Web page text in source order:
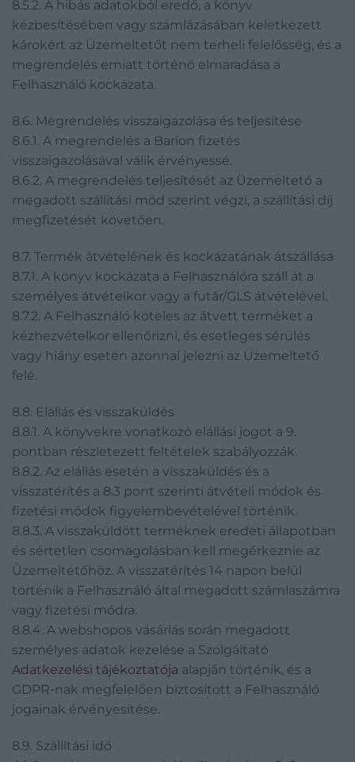
8.5.2. A hibás adatokból eredő, a könyv
kézbesítésében vagy számlázásában keletkezett
károkért az Üzemeltetőt nem terheli felelősség, és a
megrendelés emiatt történő elmaradása a
Felhasználó kockázata.
8.6. Megrendelés visszaigazolása és teljesítése
8.6.1. A megrendelés a Barion fizetés
visszaigazolásával válik érvényessé.
8.6.2. A megrendelés teljesítését az Üzemeltető a
megadott szállítási mód szerint végzi, a szállítási díj
megfizetését követően.
8.7. Termék átvételének és kockázatának átszállása
8.7.1. A könyv kockázata a Felhasználóra száll át a
személyes átvételkor vagy a futár/GLS átvételével.
8.7.2. A Felhasználó köteles az átvett terméket a
kézhezvételkor ellenőrizni, és esetleges sérülés
vagy hiány esetén azonnal jelezni az Üzemeltető
felé.
8.8. Elállás és visszaküldés
8.8.1. A könyvekre vonatkozó elállási jogot a 9.
pontban részletezett feltételek szabályozzák.
8.8.2. Az elállás esetén a visszaküldés és a
visszatérítés a 8.3 pont szerinti átvételi módok és
fizetési módok figyelembevételével történik.
8.8.3. A visszaküldött terméknek eredeti állapotban
és sértetlen csomagolásban kell megérkeznie az
Üzemeltetőhöz. A visszatérítés 14 napon belül
történik a Felhasználó által megadott számlaszámra
vagy fizetési módra.
8.8.4. A webshopos vásárlás során megadott
személyes adatok kezelése a Szolgáltató
Adatkezelési tájékoztatója alapján történik, és a
GDPR-nak megfelelően biztosított a Felhasználó
jogainak érvényesítése.
8.9. Szállítási idő